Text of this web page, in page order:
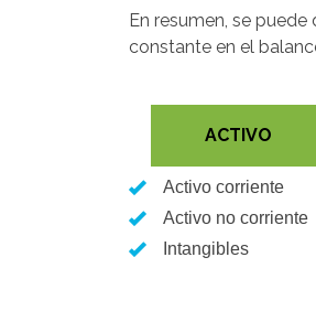
En resumen, se
constante en el
ACTIVO
Activo corriente
Activo no corriente
Intangibles